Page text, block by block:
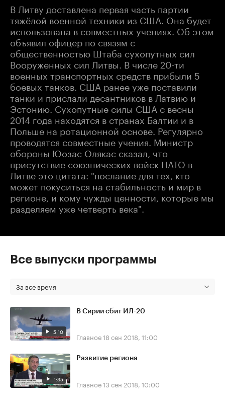
В Литву доставлена первая часть партии
тяжёлой военной техники из США. Она будет
использована в совместных учениях. Об этом
объявил офицер по связям с
общественностью Штаба сухопутных сил
Вооруженных сил Литвы. В числе 20-ти
военных транспортных средств прибыли 5
боевых танков. США ранее уже поставили
танки и прислали десантников в Латвию и
Эстонию. Сухопутные силы США с весны
2014 года находятся в странах Балтии и в
Польше на ротационной основе. Регулярно
проводятся совместные учения. Министр
обороны Юозас Олякас сказал, что
присутствие союзнических войск НАТО в
Литве это цитата: "послание для тех, кто
может покуситься на стабильность и мир в
регионе, и кому чужды ценности, которые мы
разделяем уже четверть века".
Все выпуски программы
За все время
5:10
В Сирии сбит ИЛ-20
Главное18 сен 2018, 11:00
1:35
Развитие региона
Главное13 сен 2018, 10:00